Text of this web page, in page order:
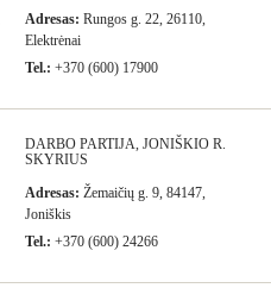
Adresas: Rungos g. 22, 26110,
Elektrėnai
Tel.: +370 (600) 17900
DARBO PARTIJA, JONIŠKIO R.
SKYRIUS
Adresas: Žemaičių g. 9, 84147,
Joniškis
Tel.: +370 (600) 24266